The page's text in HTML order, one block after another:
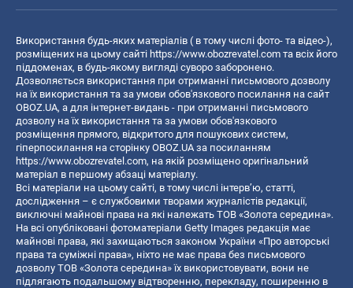
Використання будь-яких матеріалів ( в тому числі фото- та відео-),
розміщених на цьому сайті https://www.obozrevatel.com та всіх його
піддоменах, в будь-якому вигляді суворо заборонено.
Дозволяється використання при отриманні письмового дозволу
на їх використання та за умови обов'язкового посилання на сайт
OBOZ.UA, а для інтернет-видань - при отриманні письмового
дозволу на їх використання та за умови обов'язкового
розміщення прямого, відкритого для пошукових систем,
гіперпосилання на сторінку OBOZ.UA за посиланням
https://www.obozrevatel.com, на якій розміщено оригінальний
матеріал в першому абзаці матеріалу.
Всі матеріали на цьому сайті, в тому числі інтерв’ю, статті,
дослідження – є службовими творами журналістів редакції,
виключні майнові права на які належать ТОВ «Золота середина».
На всі опубліковані фотоматеріали Getty Images редакція має
майнові права, які захищаються законом України «Про авторські
права та суміжні права», ніхто не має права без письмового
дозволу ТОВ «Золота середина» їх використовувати, вони не
підлягають подальшому відтворенню, перекладу, поширенню в